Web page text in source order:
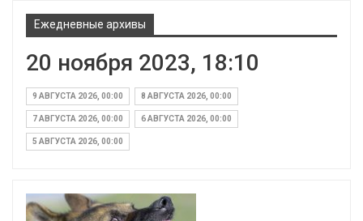
Ежедневные архивы
20 ноября 2023, 18:10
9 АВГУСТА 2026, 00:00 8 АВГУСТА 2026, 00:00
7 АВГУСТА 2026, 00:00 6 АВГУСТА 2026, 00:00
5 АВГУСТА 2026, 00:00